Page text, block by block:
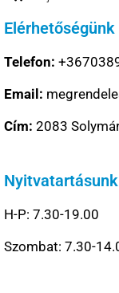
Elérhetőségünk
Telefon:
Email:
Cím: 2083
Nyitvatartásunk
H-P: 7.30-19.00
Szombat: 7.30-